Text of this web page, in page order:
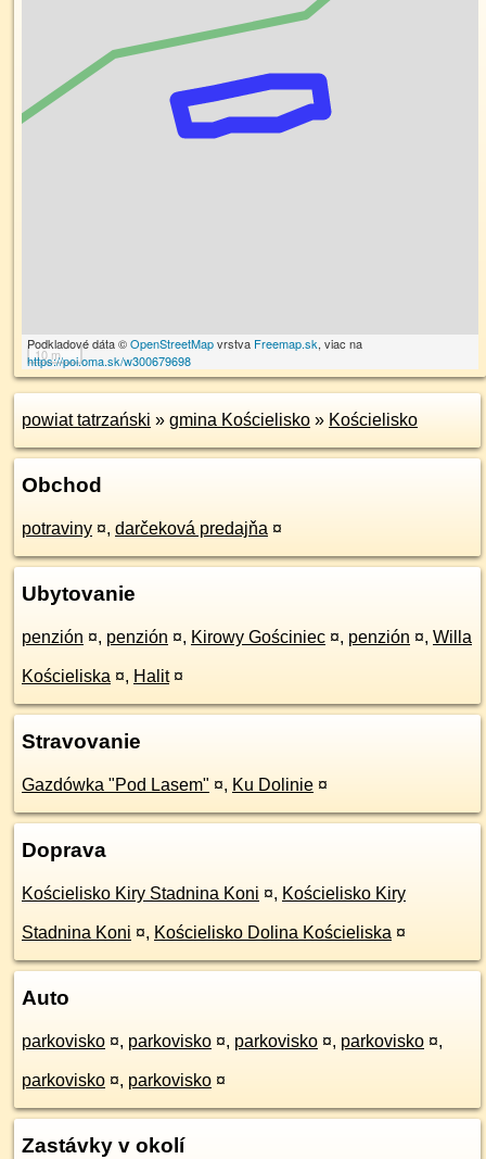
10 m
Podkladové dáta ©OpenStreetMapvrstva Freemap.sk, viac na
https://poi.oma.sk/w300679698
powiat tatrzański » gmina Kościelisko » Kościelisko
Obchod
potraviny ¤, darčeková predajňa ¤
Ubytovanie
penzión ¤, penzión ¤, Kirowy Gościniec ¤, penzión ¤, Willa
Kościeliska ¤, Halit ¤
Stravovanie
Gazdówka "Pod Lasem" ¤, Ku Dolinie ¤
Doprava
Kościelisko Kiry Stadnina Koni ¤, Kościelisko Kiry
Stadnina Koni ¤, Kościelisko Dolina Kościeliska ¤
Auto
parkovisko ¤, parkovisko ¤, parkovisko ¤, parkovisko ¤,
parkovisko ¤, parkovisko ¤
Zastávky v okolí